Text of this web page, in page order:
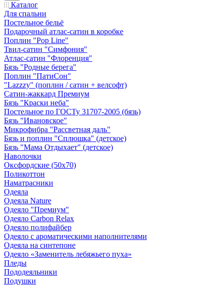
Каталог
Для спальни
Постельное бельё
Подарочный атлас-сатин в коробке
Поплин "Pop Line"
Твил-сатин "Симфония"
Атлас-сатин "Флоренция"
Бязь "Родные берега"
Поплин "ПатиСон"
"Lazzzy" (поплин / сатин + велсофт)
Сатин-жаккард Премиум
Бязь "Краски неба"
Постельное по ГОСТу 31707-2005 (бязь)
Бязь "Ивановское"
Микрофибра "Рассветная даль"
Бязь и поплин "Сплюшка" (детское)
Бязь "Мама Отдыхает" (детское)
Наволочки
Оксфордские (50х70)
Поликоттон
Наматрасники
Одеяла
Одеяла Nature
Одеяло "Премиум"
Одеяло Carbon Relax
Одеяло полифайбер
Одеяло с ароматическими наполнителями
Одеяла на синтепоне
Одеяло «Заменитель лебяжьего пуха»
Пледы
Пододеяльники
Подушки